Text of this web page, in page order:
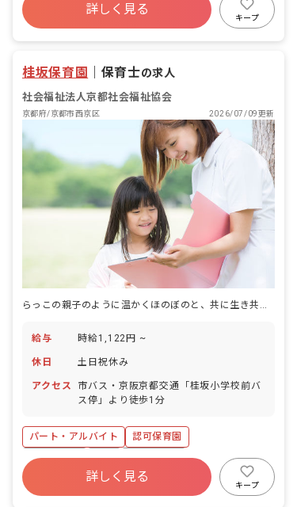
詳しく見る
キープ
桂坂保育園 保育士の求人
社会福祉法人京都社会福祉協会
京都府/京都市西京区 2026/07/09更新
給与 時給1,122円 ~
休日 土日祝休み
アクセス
市バス・京阪京都交通「桂坂小学校前バ
ス停」より徒歩1分
パート・アルバイト
認可保育園
土日祝休み
有給
残業少なめ
産休育休制度
社会福祉法人
未経験歓迎
詳しく見る
キープ